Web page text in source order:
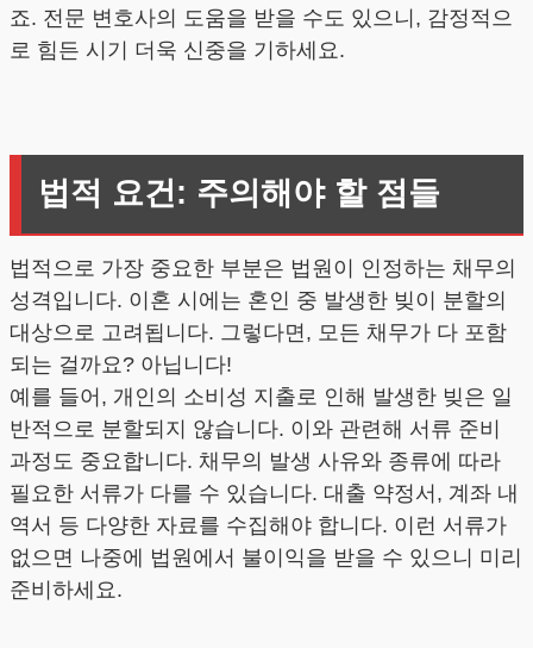
죠. 전문 변호사의 도움을 받을 수도 있으니, 감정적으
로 힘든 시기 더욱 신중을 기하세요.
법적 요건: 주의해야 할 점들
법적으로 가장 중요한 부분은 법원이 인정하는 채무의
성격입니다. 이혼 시에는 혼인 중 발생한 빚이 분할의
대상으로 고려됩니다. 그렇다면, 모든 채무가 다 포함
되는 걸까요? 아닙니다!
예를 들어, 개인의 소비성 지출로 인해 발생한 빚은 일
반적으로 분할되지 않습니다. 이와 관련해 서류 준비
과정도 중요합니다. 채무의 발생 사유와 종류에 따라
필요한 서류가 다를 수 있습니다. 대출 약정서, 계좌 내
역서 등 다양한 자료를 수집해야 합니다. 이런 서류가
없으면 나중에 법원에서 불이익을 받을 수 있으니 미리
준비하세요.